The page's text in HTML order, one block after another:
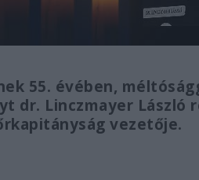
55. évében,
dr. Linczmayer László
vezetője.